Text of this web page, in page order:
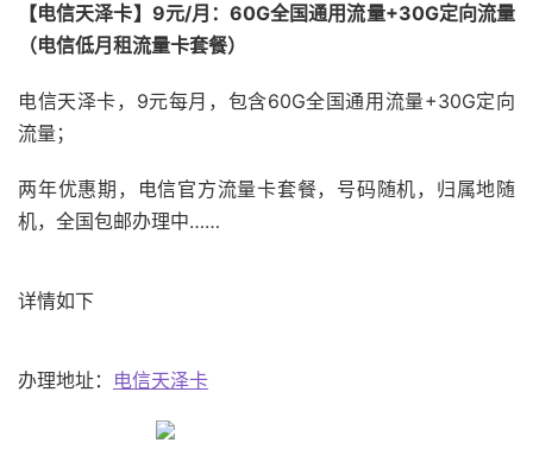
【电信天泽卡】9元/月：60G全国通用流量+30G定向流量
（电信低月租流量卡套餐）
电信天泽卡，9元每月，包含60G全国通用流量+30G定向
流量；
两年优惠期，电信官方流量卡套餐，号码随机，归属地随
机，全国包邮办理中……
详情如下
办理地址： 电信天泽卡